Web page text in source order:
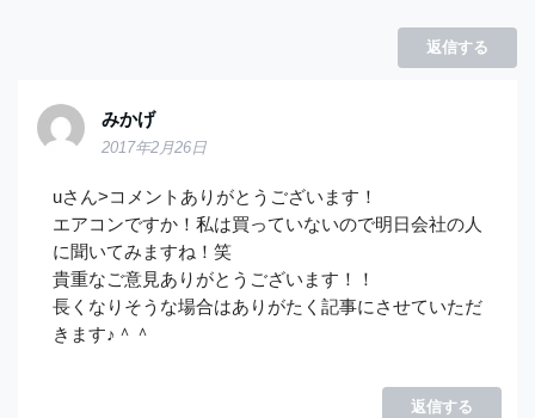
返信する
みかげ
2017年2月26日
uさん>コメントありがとうございます！
エアコンですか！私は買っていないので明日会社の人
に聞いてみますね！笑
貴重なご意見ありがとうございます！！
長くなりそうな場合はありがたく記事にさせていただ
きます♪＾＾
返信する